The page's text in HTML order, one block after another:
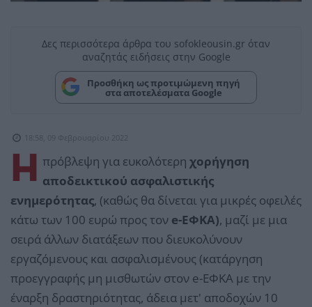
Δες περισσότερα άρθρα του sofokleousin.gr όταν
αναζητάς ειδήσεις στην Google
Προσθήκη ως προτιμώμενη πηγή
στα αποτελέσματα Google
18:58, 09 Φεβρουαρίου 2022
H πρόβλεψη για ευκολότερη χορήγηση
αποδεικτικού ασφαλιστικής
ενημερότητας, (καθώς θα δίνεται για μικρές οφειλές
κάτω των 100 ευρώ προς τον e-ΕΦΚΑ), μαζί με μια
σειρά άλλων διατάξεων που διευκολύνουν
εργαζόμενους και ασφαλισμένους (κατάργηση
προεγγραφής μη μισθωτών στον e-ΕΦΚΑ με την
έναρξη δραστηριότητας, άδεια μετ' αποδοχών 10